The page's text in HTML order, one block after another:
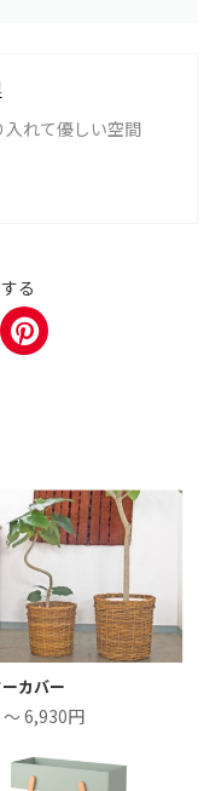
入れて優しい空間
る
カバー
6,930円